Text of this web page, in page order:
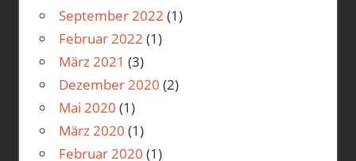
September 2022 (1)
Februar 2022 (1)
März 2021 (3)
Dezember 2020 (2)
Mai 2020 (1)
März 2020 (1)
Februar 2020 (1)